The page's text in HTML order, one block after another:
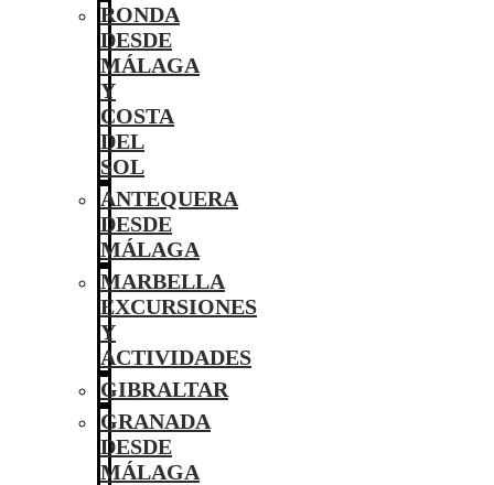
RONDA
DESDE
MÁLAGA
Y
COSTA
DEL
SOL
ANTEQUERA
DESDE
MÁLAGA
MARBELLA
EXCURSIONES
Y
ACTIVIDADES
GIBRALTAR
GRANADA
DESDE
MÁLAGA